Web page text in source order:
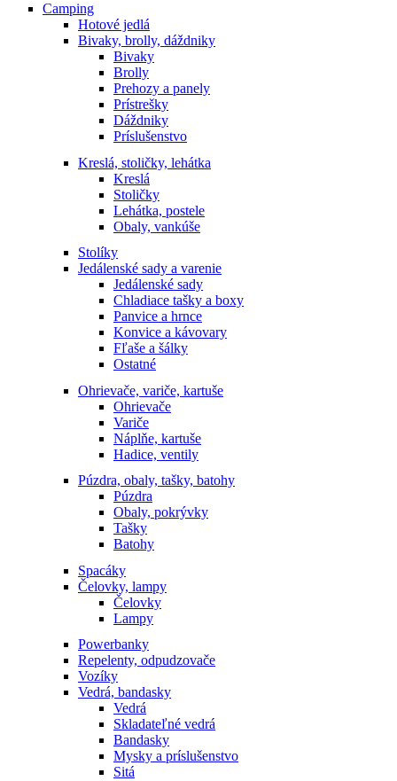
Camping
Hotové jedlá
Bivaky, brolly, dáždniky
Bivaky
Brolly
Prehozy a panely
Prístrešky
Dáždniky
Príslušenstvo
Kreslá, stoličky, lehátka
Kreslá
Stoličky
Lehátka, postele
Obaly, vankúše
Stolíky
Jedálenské sady a varenie
Jedálenské sady
Chladiace tašky a boxy
Panvice a hrnce
Konvice a kávovary
Fľaše a šálky
Ostatné
Ohrievače, variče, kartuše
Ohrievače
Variče
Náplňe, kartuše
Hadice, ventily
Púzdra, obaly, tašky, batohy
Púzdra
Obaly, pokrývky
Tašky
Batohy
Spacáky
Čelovky, lampy
Čelovky
Lampy
Powerbanky
Repelenty, odpudzovače
Vozíky
Vedrá, bandasky
Vedrá
Skladateľné vedrá
Bandasky
Mysky a príslušenstvo
Sitá